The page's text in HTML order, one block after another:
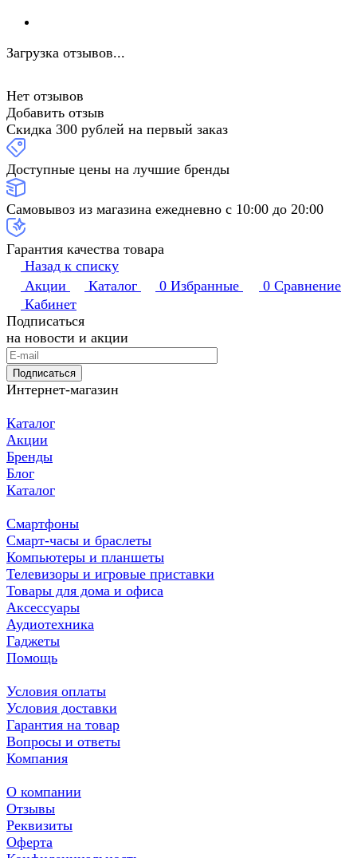
Загрузка отзывов...
Нет отзывов
Добавить отзыв
Скидка 300 рублей на первый заказ
Доступные цены на лучшие бренды
Самовывоз из магазина ежедневно с 10:00 до 20:00
Гарантия качества товара
Назад к списку
Акции
Каталог 0 Избранные 0 Сравнение
Кабинет
Подписаться
на новости и акции
Подписаться
Интернет-магазин
Каталог
Акции
Бренды
Блог
Каталог
Смартфоны
Смарт-часы и браслеты
Компьютеры и планшеты
Телевизоры и игровые приставки
Товары для дома и офиса
Аксессуары
Аудиотехника
Гаджеты
Помощь
Условия оплаты
Условия доставки
Гарантия на товар
Вопросы и ответы
Компания
О компании
Отзывы
Реквизиты
Оферта